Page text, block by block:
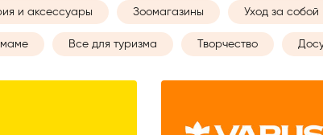
и аксессуары Зоомагазины Уход за собой
Все для туризма Творчество